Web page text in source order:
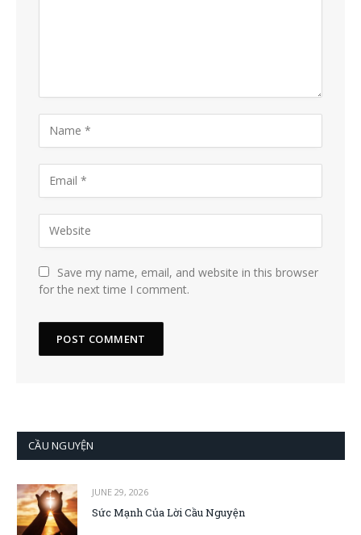
Save my name, email, and website in this browser
for the next time I comment.
CẦU NGUYỆN
JUNE 29, 2026
Sức Mạnh Của Lời Cầu Nguyện